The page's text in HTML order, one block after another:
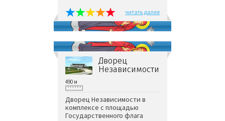
читать далее
Дворец
Независимости
490 м
Дворец Независимости в
комплексе с площадью
Государственного флага